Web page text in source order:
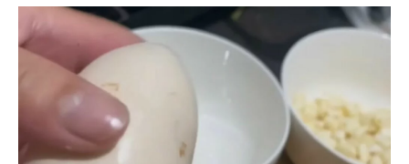
UKLJUČITE NOTIFIKACIJE